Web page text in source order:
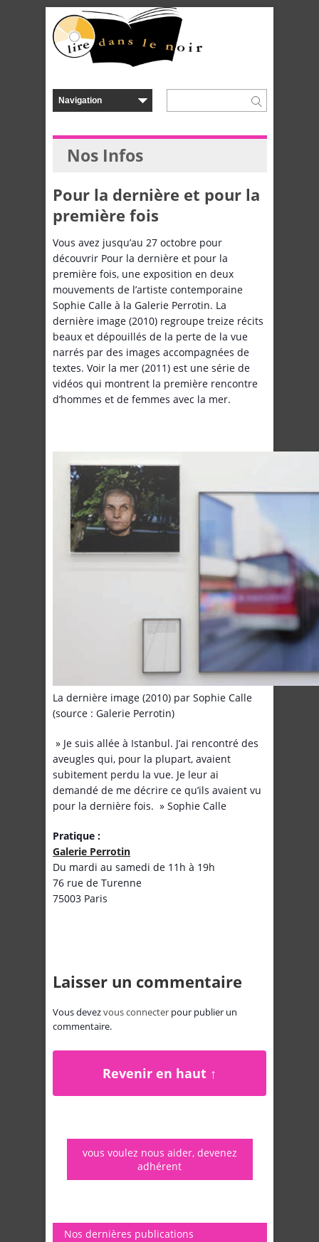
Nos Infos
Pour la dernière et pour la
première fois
Vous avez jusqu’au 27 octobre pour
découvrir Pour la dernière et pour la
première fois, une exposition en deux
mouvements de l’artiste contemporaine
Sophie Calle à la Galerie Perrotin. La
dernière image (2010) regroupe treize récits
beaux et dépouillés de la perte de la vue
narrés par des images accompagnées de
textes. Voir la mer (2011) est une série de
vidéos qui montrent la première rencontre
d’hommes et de femmes avec la mer.
La dernière image (2010) par Sophie Calle
(source : Galerie Perrotin)
» Je suis allée à Istanbul. J’ai rencontré des
aveugles qui, pour la plupart, avaient
subitement perdu la vue. Je leur ai
demandé de me décrire ce qu’ils avaient vu
pour la dernière fois. » Sophie Calle
Pratique :
Galerie Perrotin
Du mardi au samedi de 11h à 19h
76 rue de Turenne
75003 Paris
Laisser un commentaire
Vous devezvous connecter pour publier un
commentaire.
Revenir en haut ↑
vous voulez nous aider, devenez
adhérent
Nos dernières publications